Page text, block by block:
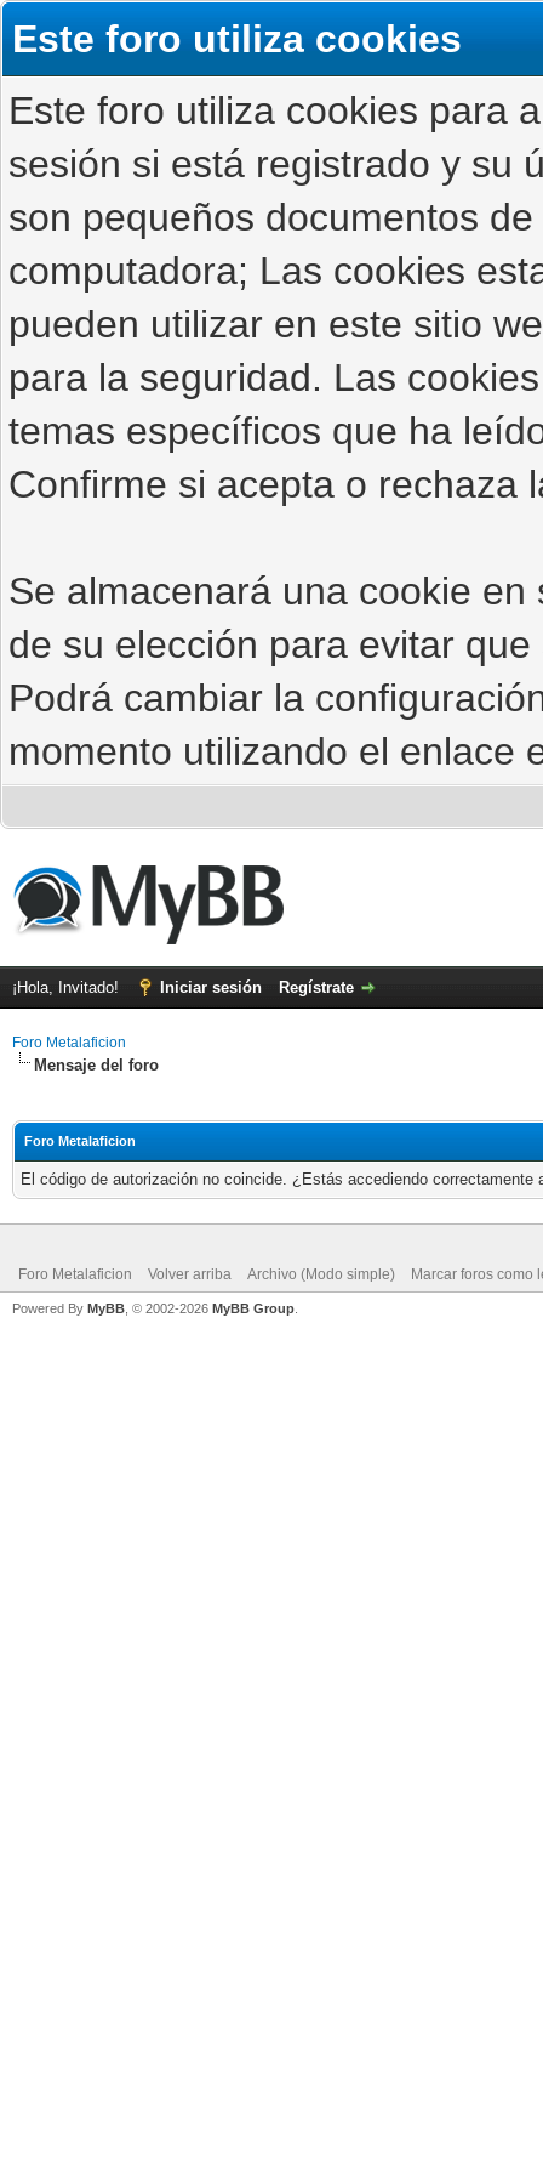
Este foro utiliza cookies
Este foro utiliza cookies para
sesión si está registrado y su
son pequeños documentos
computadora; Las cookies
pueden utilizar en este sitio
para la seguridad. Las
temas específicos que ha
Confirme si acepta o rechaza
Se almacenará una cookie
de su elección para evitar
Podrá cambiar la
momento utilizando el enlace
¡Hola, Invitado! Iniciar sesión Regístrate
Foro Metalaficion
Mensaje del foro
Foro Metalaficion
El código de autorización no coincide. ¿Estás accediendo
Foro Metalaficion Volver arriba Archivo (Modo simple) Marcar foros como
Powered By MyBB , © 2002-2026 MyBB Group